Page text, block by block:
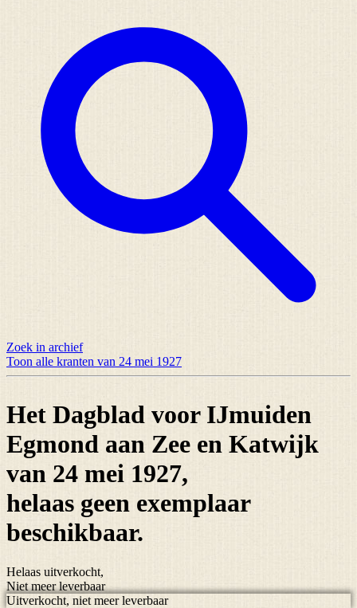
Zoek in archief
Toon alle kranten van 24 mei 1927
Het Dagblad voor IJmuiden
Egmond aan Zee en Katwijk
van 24 mei 1927,
helaas geen exemplaar
beschikbaar.
Helaas uitverkocht,
Niet meer leverbaar
Uitverkocht, niet meer leverbaar